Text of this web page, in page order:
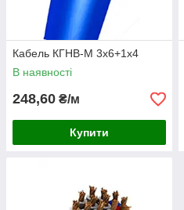
Кабель КГНВ-М 3х6+1х4
В наявності
248,60 ₴/м
Купити